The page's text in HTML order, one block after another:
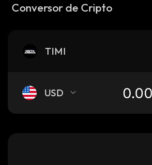
Conversor de Cripto
TIMI
USD